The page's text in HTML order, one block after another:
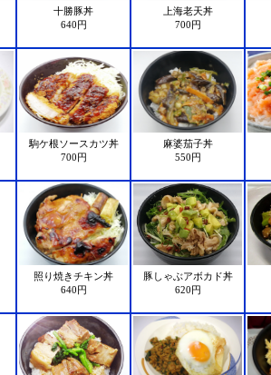
十勝豚丼
640円
上海老天丼
700円
駒ケ根ソースカツ丼
700円
麻婆茄子丼
550円
照り焼きチキン丼
640円
豚しゃぶアボカド丼
620円